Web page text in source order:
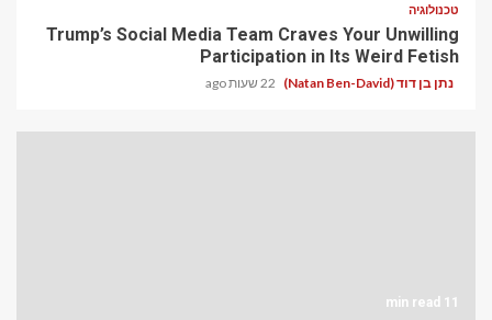
טכנולוגיה
Trump’s Social Media Team Craves Your Unwilling
Participation in Its Weird Fetish
נתן בן דוד (Natan Ben-David) 22 שעות ago
11 min read